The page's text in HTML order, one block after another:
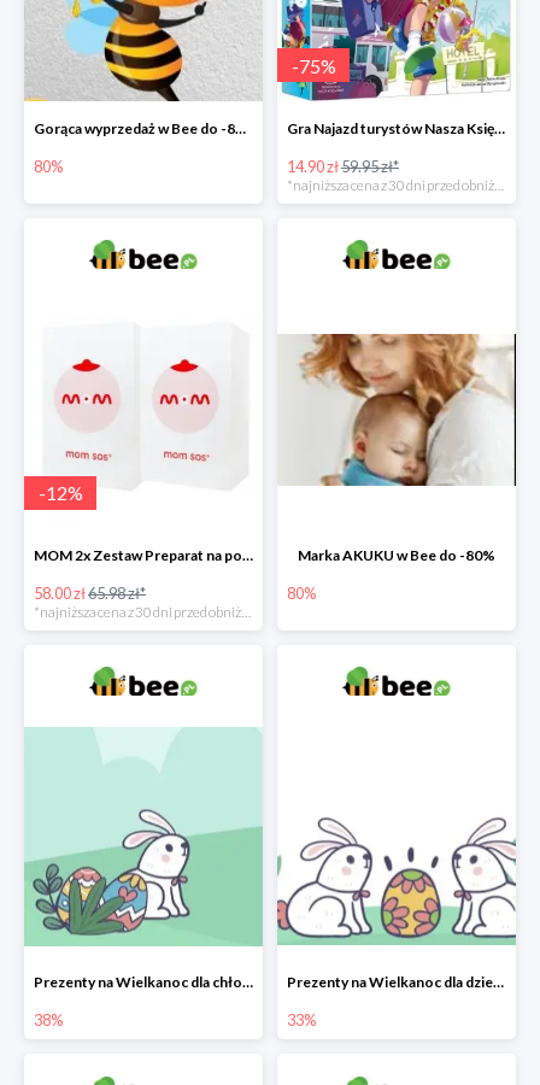
Gorąca wyprzedaż w Bee do -80%
80%
-75%
Gra Najazd turystów Nasza Księgarnia -75%
14.90 zł59.95 zł*
-12%
MOM 2x Zestaw Preparat na poprawę laktacji na mleku słodowym -12%
58.00 zł65.98 zł*
*najniższa cena z 30 dni przed obniżką
Marka AKUKU w Bee do -80%
80%
Prezenty na Wielkanoc dla chłopców w Bee do -38%
38%
Prezenty na Wielkanoc dla dziewczynek w Bee do -33%
33%